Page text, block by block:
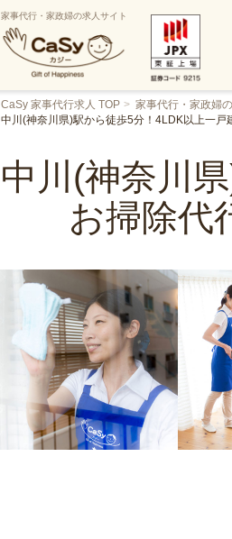
家事代行・家政婦の求人サイト
CaSy 家事代行求人 TOP 家事代行・家政婦
中川(神奈川県)駅から徒歩5分！4LDK以上一戸
中川(神奈川
お掃除代